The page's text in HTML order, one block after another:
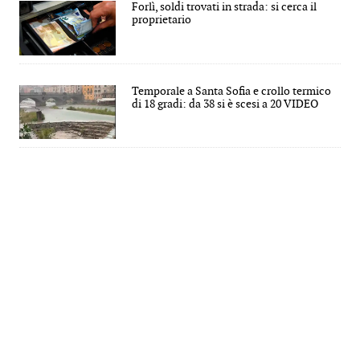
Forlì, soldi trovati in strada: si cerca il
proprietario
Temporale a Santa Sofia e crollo termico
di 18 gradi: da 38 si è scesi a 20 VIDEO